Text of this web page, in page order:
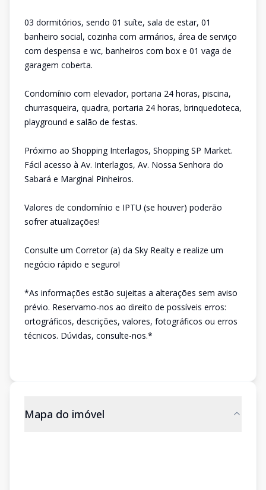
03 dormitórios, sendo 01 suíte, sala de estar, 01
banheiro social, cozinha com armários, área de serviço
com despensa e wc, banheiros com box e 01 vaga de
garagem coberta.
Condomínio com elevador, portaria 24 horas, piscina,
churrasqueira, quadra, portaria 24 horas, brinquedoteca,
playground e salão de festas.
Próximo ao Shopping Interlagos, Shopping SP Market.
Fácil acesso à Av. Interlagos, Av. Nossa Senhora do
Sabará e Marginal Pinheiros.
Valores de condomínio e IPTU (se houver) poderão
sofrer atualizações!
Consulte um Corretor (a) da Sky Realty e realize um
negócio rápido e seguro!
*As informações estão sujeitas a alterações sem aviso
prévio. Reservamo-nos ao direito de possíveis erros:
ortográficos, descrições, valores, fotográficos ou erros
técnicos. Dúvidas, consulte-nos.*
Mapa do imóvel